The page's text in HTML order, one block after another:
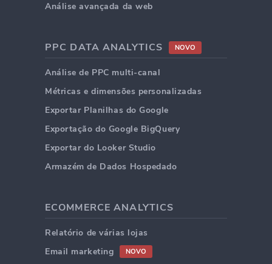
Análise avançada da web
PPC DATA ANALYTICS NOVO
Análise de PPC multi-canal
Métricas e dimensões personalizadas
Exportar Planilhas do Google
Exportação do Google BigQuery
Exportar do Looker Studio
Armazém de Dados Hospedado
ECOMMERCE ANALYTICS
Relatório de várias lojas
Email marketing
NOVO